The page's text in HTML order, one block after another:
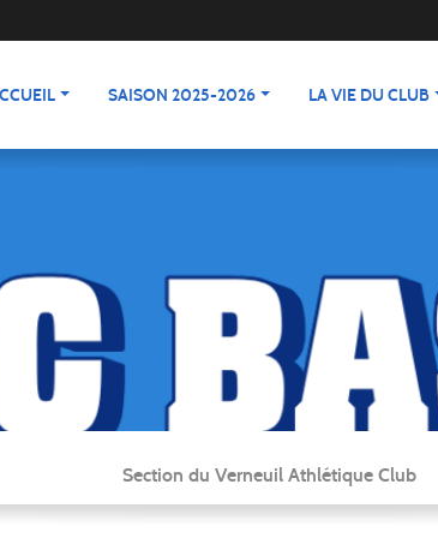
SAISON 2025-2026 LA VIE DU CLUB
Section du Verneuil Athlétique Club